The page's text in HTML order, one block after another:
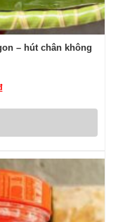
– hút chân không